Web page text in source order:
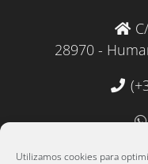
Utilizamos cookies para
28970 -